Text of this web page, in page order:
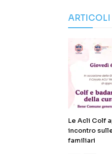
ARTICOLI
Le Acli Colf
incontro
familiari